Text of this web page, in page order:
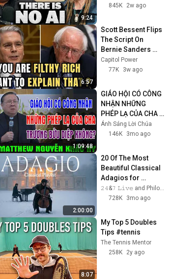
감추인 만나 344화 - 하나님
의 부르심의 목적
한국복음서원
감추인 만나 343화 - 생명나
무의 길과 선과 악의 지식나
무의 길
한국복음서원
감추인 만나 342화 - 그리스
도와 교회를 상징하는 보아스
와 룻
한국복음서원
감추인 만나 341화 - 참된 안
식 안에서 그리스도의 육체
되심을 이끌어 온 모압 여인
룻
한국복음서원
감추인 만나 340화 - 우리는
무엇을 관심하는가?
한국복음서원
감추인 만나 339화 - 듣는 것
은 우리를 구원함
한국복음서원
감추인 만나 338화 - 미리암
의 나병에 대한 경고
한국복음서원
감추인 만나 337화 - 그리스
도에게서 빗나가게 하는 악한
종교
한국복음서원
9:24
845K
2w ago
6:57
Scott Bessent Flips
The Script On
Bernie Sanders
With One Biden
Question
Capitol Power
77K
3w ago
1:09:48
GIÁO HỘI CÓ CÔNG
NHẬN NHỮNG
PHÉP LẠ CỦA CHA
TRƯƠNG BỬU DIỆP
KHÔNG? | Lm
Ánh Sáng Lời Chúa
146K
3mo ago
2:00:00
20 Of The Most
Beautiful Classical
Adagios for
Relaxation and
Peace in
𝟸𝟺&𝟽 𝙻𝚒𝚟𝚎 and Philosophical Instrumentals
728K
3mo ago
8:07
My Top 5 Doubles
Tips #tennis
The Tennis Mentor
258K
2y ago